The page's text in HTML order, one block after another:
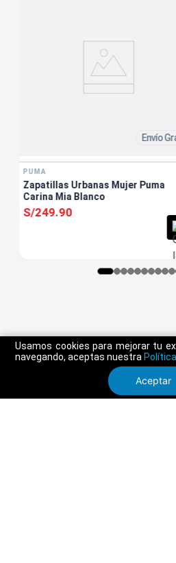
Usamos cookies para mejorar tu
navegando, aceptas nuestra
Aceptar
Envío
PUMA
Zapatillas Urbanas Mujer Puma
Carina Mia Blanco
S/249.90